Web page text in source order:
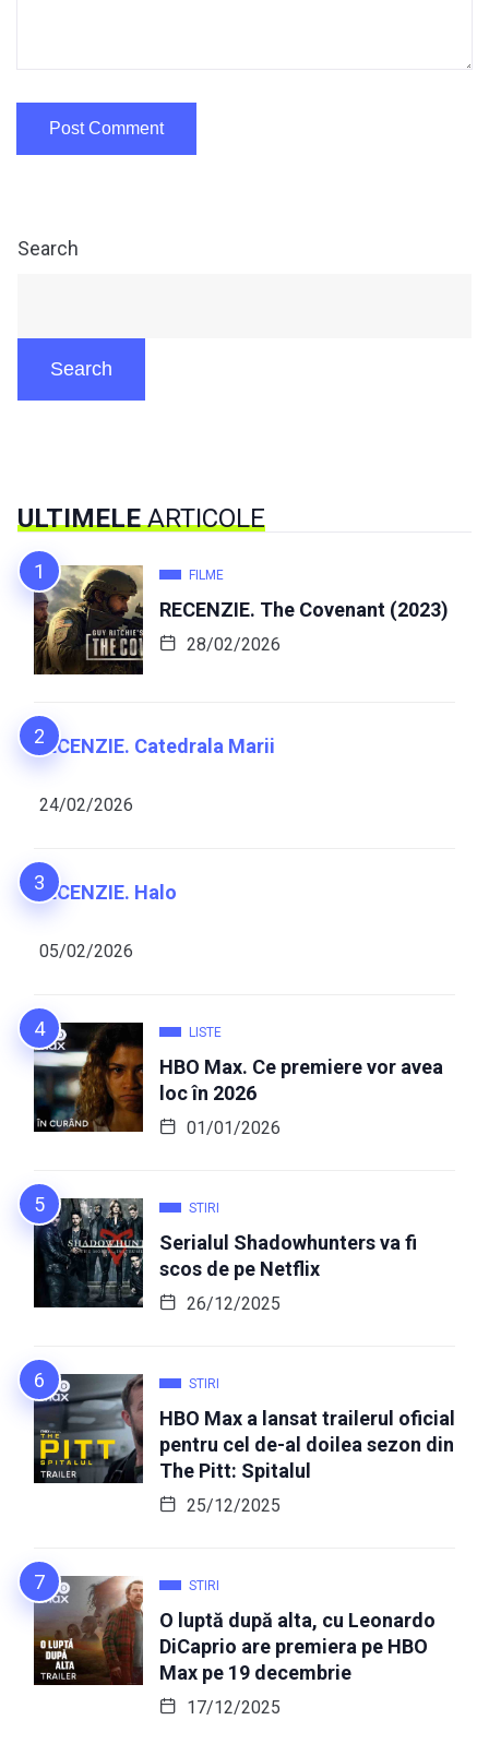
Search
Search
ULTIMELEARTICOLE
FILME
RECENZIE. The Covenant (2023)
28/02/2026
RECENZIE. Catedrala Marii
24/02/2026
RECENZIE. Halo
05/02/2026
LISTE
HBO Max. Ce premiere vor avea
loc în 2026
01/01/2026
STIRI
Serialul Shadowhunters va fi
scos de pe Netflix
26/12/2025
STIRI
HBO Max a lansat trailerul oficial
pentru cel de-al doilea sezon din
The Pitt: Spitalul
25/12/2025
STIRI
O luptă după alta, cu Leonardo
DiCaprio are premiera pe HBO
Max pe 19 decembrie
17/12/2025